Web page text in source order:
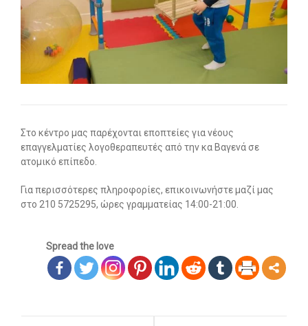
-- Κατ’οίκον Προγράμματα
-- Ομαδικά Προγράμματα
-- Προγράμματα στον Η/Υ
-- Εργοθεραπεία
-- Λογοθεραπεία
-- Συμβουλευτική
-- Παιδοψυχίατρος
-- Πρώιμη Παρέμβαση
Στο κέντρο μας παρέχονται εποπτείες για νέους
επαγγελματίες λογοθεραπευτές από την κα Βαγενά σε
ατομικό επίπεδο.
Για περισσότερες πληροφορίες, επικοινωνήστε μαζί μας
στο 210 5725295, ώρες γραμματείας 14:00-21:00.
Spread the love